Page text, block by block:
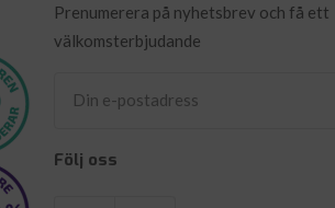
Prenumerera på nyhetsbrev och få ett
välkomsterbjudande
Din e-postadress
Följ oss